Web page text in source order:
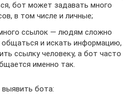
бот может задавать много
в том числе и личные;
ссылок — людям сложно
и искать информацию,
ссылку человеку, а бот часто
именно так.
выявить бота: